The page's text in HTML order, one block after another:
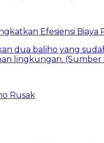
Efesiensi
Rusak